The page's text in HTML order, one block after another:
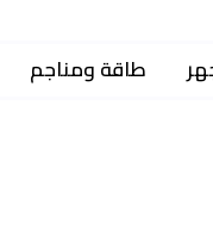
طاقة ومناجم